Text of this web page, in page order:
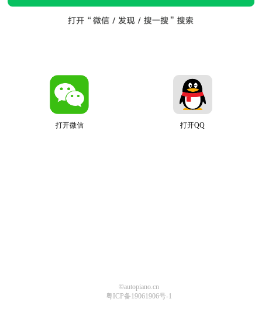
打开微信 打开QQ
©autopiano.cn
粤ICP备19061906号-1